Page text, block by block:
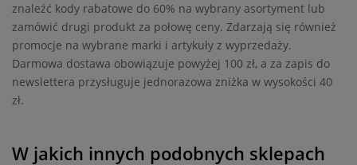
znaleźć kody rabatowe do 60% na wybrany asortyment lub
zamówić drugi produkt za połowę ceny. Zdarzają się również
promocje na wybrane marki i artykuły z wyprzedaży.
Darmowa dostawa obowiązuje powyżej 100 zł, a za zapis do
newslettera przysługuje jednorazowa zniżka w wysokości 40
zł.
W jakich innych podobnych sklepach